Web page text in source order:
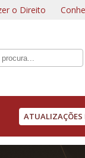
o Direito
ATUALIZAÇÕES